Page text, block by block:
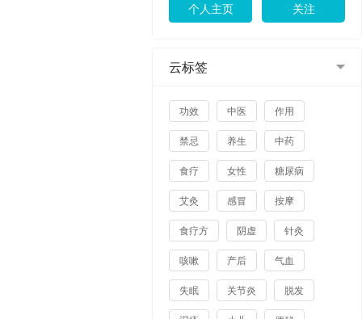
云标签
功效 中医 作用
禁忌 养生 中药
食疗 女性 糖尿病
艾灸 感冒 按摩
食疗方 阴虚 针灸
咳嗽 产后 气血
失眠 关节炎 脱发